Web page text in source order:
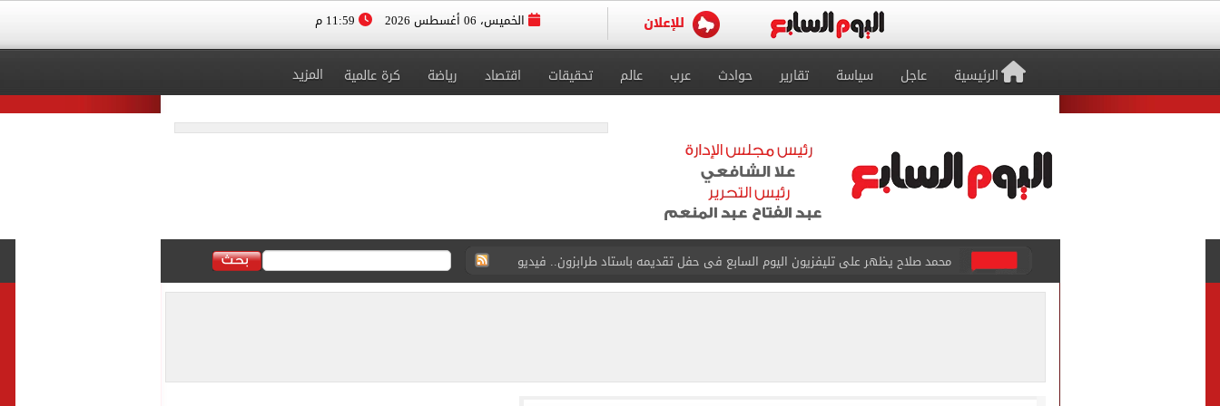
الخميس، 06 أغسطس 2026
الرئيسية عاجل سياسة تقارير حوادث عرب عالم تحقيقات اقتصاد رياضة كرة عالمية المزيد
أسعار الذهب في مصر تتراجع.. وعيار 21 يسجل هذا الرقم
الاستعلامات تفند ادعاءات ذا صن وميرور حول علاج سيدة بريطانية في شرم الشيخ
ما حكم رشّ المياه أمام المنازل؟.. أمين الفتوى يجيب (فيديو)